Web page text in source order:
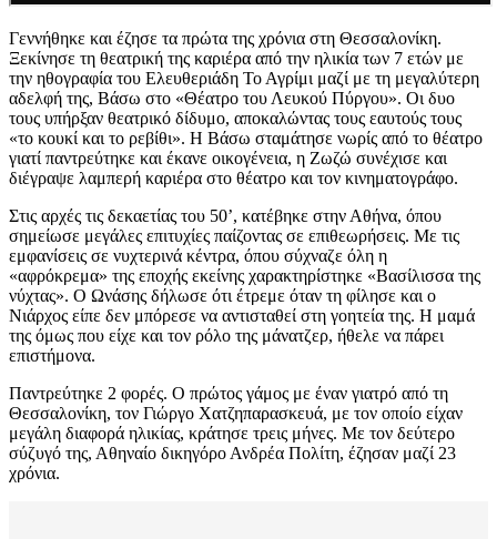
Γεννήθηκε και έζησε τα πρώτα της χρόνια στη Θεσσαλονίκη.
Ξεκίνησε τη θεατρική της καριέρα από την ηλικία των 7 ετών με
την ηθογραφία του Ελευθεριάδη Το Αγρίμι μαζί με τη μεγαλύτερη
αδελφή της, Βάσω στο «Θέατρο του Λευκού Πύργου». Οι δυο
τους υπήρξαν θεατρικό δίδυμο, αποκαλώντας τους εαυτούς τους
«το κουκί και το ρεβίθι». Η Βάσω σταμάτησε νωρίς από το θέατρο
γιατί παντρεύτηκε και έκανε οικογένεια, η Ζωζώ συνέχισε και
διέγραψε λαμπερή καριέρα στο θέατρο και τον κινηματογράφο.
Στις αρχές τις δεκαετίας του 50’, κατέβηκε στην Αθήνα, όπου
σημείωσε μεγάλες επιτυχίες παίζοντας σε επιθεωρήσεις. Με τις
εμφανίσεις σε νυχτερινά κέντρα, όπου σύχναζε όλη η
«αφρόκρεμα» της εποχής εκείνης χαρακτηρίστηκε «Βασίλισσα της
νύχτας». Ο Ωνάσης δήλωσε ότι έτρεμε όταν τη φίλησε και ο
Νιάρχος είπε δεν μπόρεσε να αντισταθεί στη γοητεία της. Η μαμά
της όμως που είχε και τον ρόλο της μάνατζερ, ήθελε να πάρει
επιστήμονα.
Παντρεύτηκε 2 φορές. Ο πρώτος γάμος με έναν γιατρό από τη
Θεσσαλονίκη, τον Γιώργο Χατζηπαρασκευά, με τον οποίο είχαν
μεγάλη διαφορά ηλικίας, κράτησε τρεις μήνες. Με τον δεύτερο
σύζυγό της, Αθηναίο δικηγόρο Ανδρέα Πολίτη, έζησαν μαζί 23
χρόνια.